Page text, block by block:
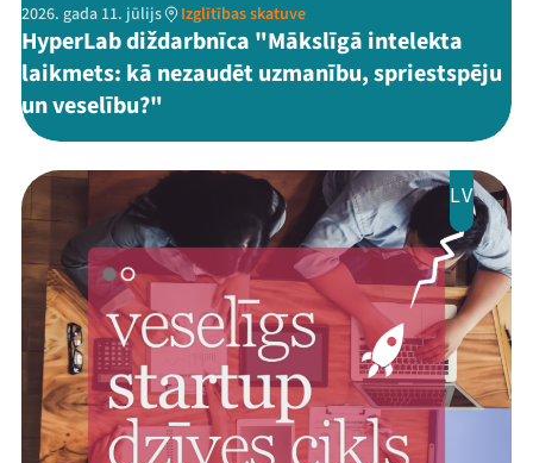
2026. gada 11. jūlijs Izglītības skatuve
HyperLab diždarbnīca "Mākslīgā intelekta
laikmets: kā nezaudēt uzmanību, spriestspēju
un veselību?"
LV